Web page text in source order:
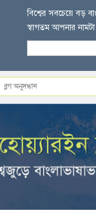
বিশ্বের সবচেয়ে বড়
স্বাগতম আপনার